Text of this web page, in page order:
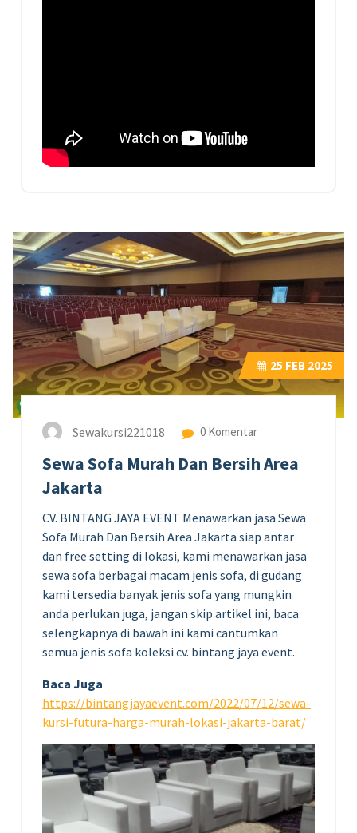
25 FEB 2025
Sewakursi221018 0 Komentar
Sewa Sofa Murah Dan Bersih Area
Jakarta
CV. BINTANG JAYA EVENT Menawarkan jasa Sewa
Sofa Murah Dan Bersih Area Jakarta siap antar
dan free setting di lokasi, kami menawarkan jasa
sewa sofa berbagai macam jenis sofa, di gudang
kami tersedia banyak jenis sofa yang mungkin
anda perlukan juga, jangan skip artikel ini, baca
selengkapnya di bawah ini kami cantumkan
semua jenis sofa koleksi cv. bintang jaya event.
Baca Juga
https://bintangjayaevent.com/2022/07/12/sewa-
kursi-futura-harga-murah-lokasi-jakarta-barat/